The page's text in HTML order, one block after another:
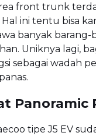
front trunk
ini tentu bisa
banyak barang-
Uniknya lagi,
sebagai wadah
Panoramic
tipe J5 EV